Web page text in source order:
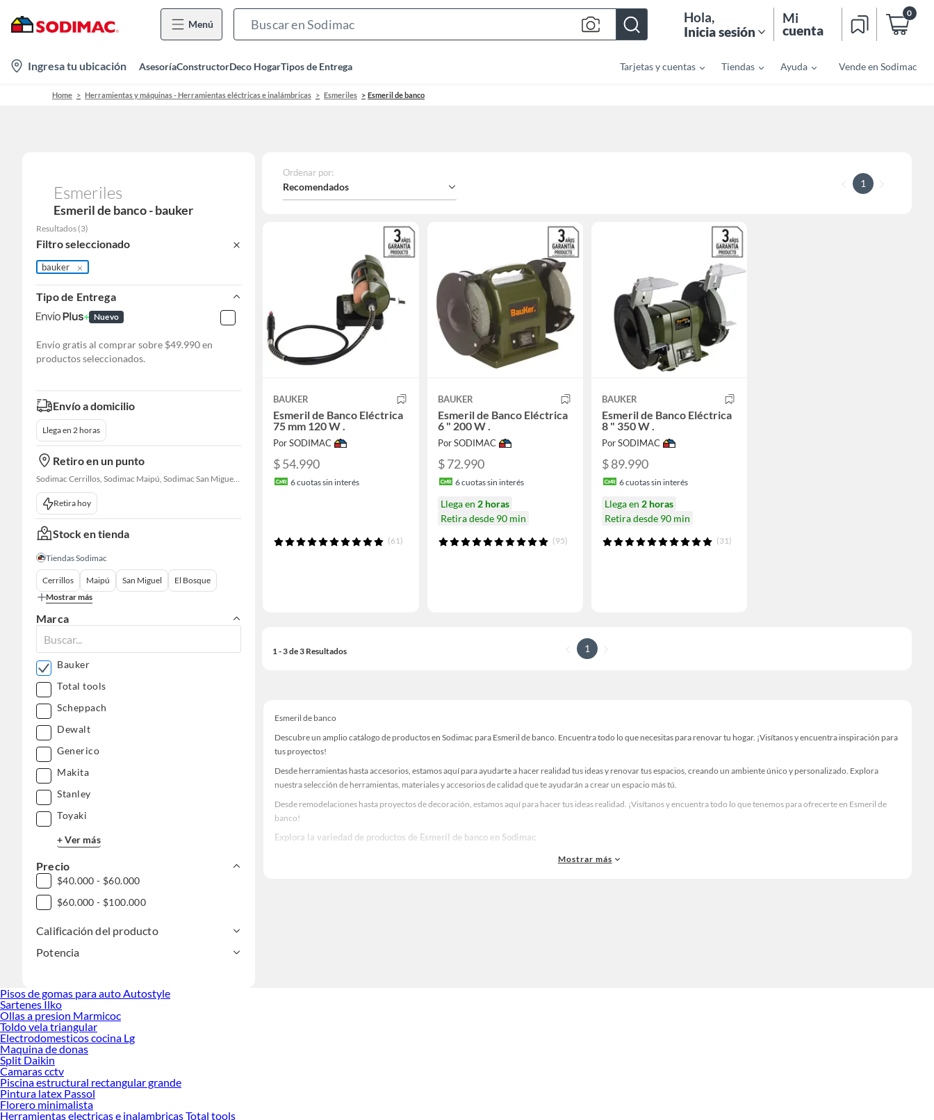
Menú
Bar
Hola,
Inicia sesión
Mi
cuenta
0
location-
icon
Ingresa tu ubicación AsesoríaConstructorDeco HogarTipos de Entrega Tarjetas y cuentas Tiendas Ayuda Vende en Sodimac
Home Herramientas y máquinas - Herramientas eléctricas e inalámbricas Esmeriles Esmeril de banco
Esmeriles
Esmeril de banco - bauker
Resultados (3)
Filtro seleccionado
bauker
Tipo de Entrega
Nuevo
Envío gratis al comprar sobre $49.990 en
productos seleccionados.
Envío a domicilio
Llega en 2 horas
Retiro en un punto
Sodimac Cerrillos, Sodimac Maipú, Sodimac San Miguel, Sodimac El Bosque, Sodimac San Bernardo, Sodimac Talagante, Sodimac San Fernando
Retira hoy
Stock en tienda
Tiendas Sodimac
Cerrillos Maipú San Miguel
El Bosque
Mostrar más
Marca
Bauker
Total tools
Scheppach
Dewalt
Generico
Makita
Stanley
Toyaki
+ Ver más
Precio
$40.000 - $60.000
$60.000 - $100.000
Calificación del producto
Potencia
Ordenar por:
Recomendados 1
BAUKER
Esmeril de Banco Eléctrica
75 mm 120 W .
Por SODIMAC
$ 54.990
6cuotas sin interés
(61)
BAUKER
Esmeril de Banco Eléctrica
6 " 200 W .
Por SODIMAC
$ 72.990
6cuotas sin interés
Llega en 2 horas
Retira desde 90 min
(95)
BAUKER
Esmeril de Banco Eléctrica
8 " 350 W .
Por SODIMAC
$ 89.990
6cuotas sin interés
Llega en 2 horas
Retira desde 90 min
(31)
1 - 3 de 3 Resultados 1
Esmeril de banco
Descubre un amplio catálogo de productos en Sodimac para Esmeril de banco. Encuentra todo lo que necesitas para renovar tu hogar. ¡Visítanos y encuentra inspiración para
tus proyectos!
Desde herramientas hasta accesorios, estamos aquí para ayudarte a hacer realidad tus ideas y renovar tus espacios, creando un ambiente único y personalizado. Explora
nuestra selección de herramientas, materiales y accesorios de calidad que te ayudarán a crear un espacio más tú.
Desde remodelaciones hasta proyectos de decoración, estamos aquí para hacer tus ideas realidad. ¡Visítanos y encuentra todo lo que tenemos para ofrecerte en Esmeril de
banco!
Explora la variedad de productos de Esmeril de banco en Sodimac
Herramientas, materiales y accesorios de calidad para tus proyectos y renovación de espacios. ¡Visítanos y descubre todo lo que tenemos para ofrecerte!
Mostrar más
Pisos de gomas para auto Autostyle
Sartenes Ilko
Ollas a presion Marmicoc
Toldo vela triangular
Electrodomesticos cocina Lg
Maquina de donas
Split Daikin
Camaras cctv
Piscina estructural rectangular grande
Pintura latex Passol
Florero minimalista
Herramientas electricas e inalambricas Total tools